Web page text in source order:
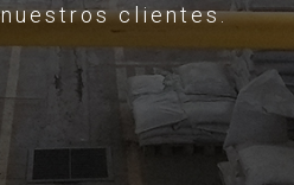
clientes.